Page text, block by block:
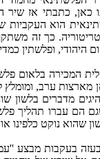
כאן, כתבתי אז
הוא העקביות
טריטוריה. כך זה
היהודי, ופלשתין
המכירה בלאום
מארצות ערב,
מדברים
הם עברו תהליך
שהוא נוקט כלפינו
בעקבות מבצע